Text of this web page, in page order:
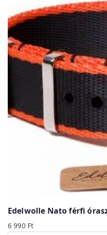
Edelwolle Nato férfi
6 990 Ft